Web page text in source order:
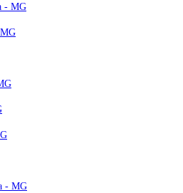
- MG
- MG